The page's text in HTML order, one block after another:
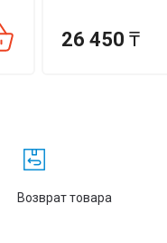
26 450 ₸
Возврат товара